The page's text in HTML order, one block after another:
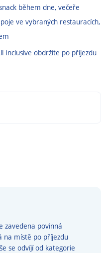
během dne, večeře
ve vybraných restauracích,
Inclusive obdržíte po příjezdu
zavedena povinná
na místě po příjezdu
se odvíjí od kategorie